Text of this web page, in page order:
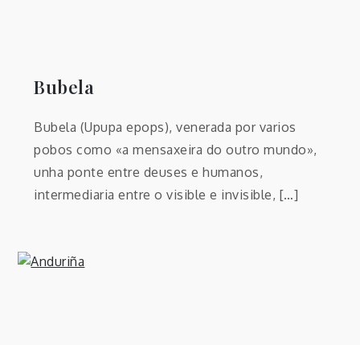
Bubela
Bubela (Upupa epops), venerada por varios
pobos como «a mensaxeira do outro mundo»,
unha ponte entre deuses e humanos,
intermediaria entre o visible e invisible, […]